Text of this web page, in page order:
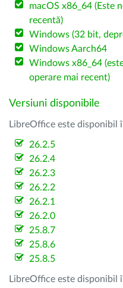
macOS x86_64 (Este
recentă)
Windows (32 bit,
Windows Aarch64
Windows x86_64
operare mai recent)
Versiuni disponibile
LibreOffice este disponibil
26.2.5
26.2.4
26.2.3
26.2.2
26.2.1
26.2.0
25.8.7
25.8.6
25.8.5
LibreOffice este disponibil